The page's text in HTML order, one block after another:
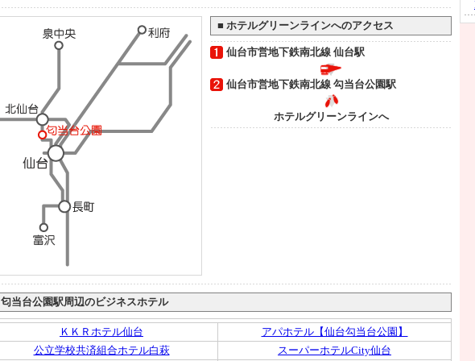
■ ホテルグリーンラインへのアクセス
仙台市営地下鉄南北線 仙台駅
仙台市営地下鉄南北線 勾当台公園駅
ホテルグリーンラインへ
匂当台公園駅周辺のビジネスホテル
ＫＫＲホテル仙台
アパホテル【仙台勾当台公園】
公立学校共済組合ホテル白萩
スーパーホテルCity仙台